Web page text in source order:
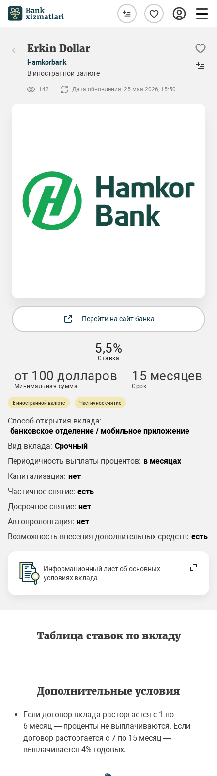
Erkin Dollar
Hamkorbank
В иностранной валюте
142 Дата обновления: 25 мая 2026, 15:50
Перейти на сайт банка
5,5%
Ставка
от 100 долларов
Минимальная сумма
15 месяцев
Срок
В иностранной валюте Частичное снятие
Способ открытия вклада:
банковское отделение / мобильное приложение
Вид вклада: Срочный
Периодичность выплаты процентов: в месяцах
Капитализация: нет
Частичное снятие: есть
Досрочное снятие: нет
Автопролонгация: нет
Возможность внесения дополнительных средств: есть
Информационный лист об основных
условиях вклада
Таблица ставок по вкладу
-
Дополнительные условия
Если договор вклада расторгается с 1 по
6 месяц — проценты не выплачиваются. Если
договор расторгается с 7 по 15 месяц —
выплачивается 4% годовых.